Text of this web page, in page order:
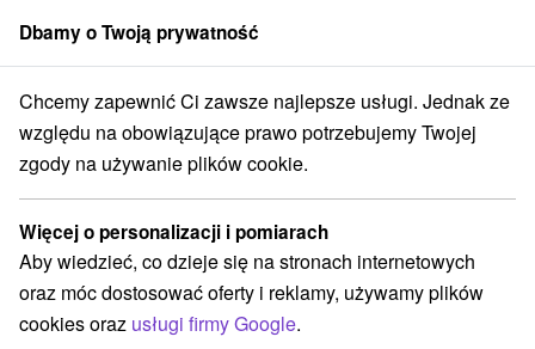
członek grupySorger
oferty na Słowacji Bony wakacyjne na Słowacji Žiarska kotlina
Bony wakacyjne na Słowacji
Žiarska kotlina
Kategorie
Wszystkie kategorie
Pobyty z rabatem
Dbamy o Twoją prywatność
Chcemy zapewnić Ci zawsze najlepsze usługi. Jednak ze
względu na obowiązujące prawo potrzebujemy Twojej
zgody na używanie plików cookie.
Więcej o personalizacji i pomiarach
Aby wiedzieć, co dzieje się na stronach internetowych
oraz móc dostosować oferty i reklamy, używamy plików
cookies oraz usługi firmy Google.